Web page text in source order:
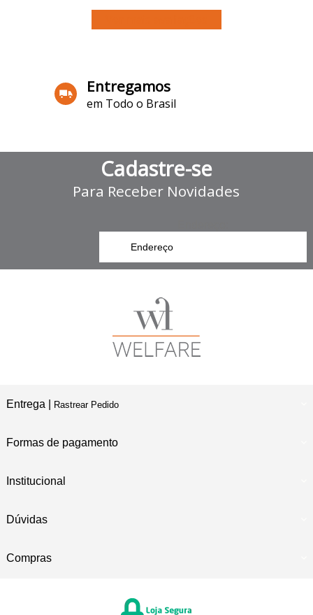
Entregamos
em Todo o Brasil
Cadastre-se
Para Receber Novidades
Entrega | Rastrear Pedido
Formas de pagamento
Institucional
Dúvidas
Compras